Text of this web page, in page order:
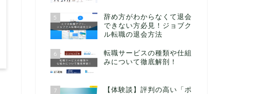
5
辞め方がわからなくて退会
できない方必見！ジョブク
ル転職の退会方法
6
転職サービスの種類や仕組
みについて徹底解剖！
7
【体験談】評判の高い「ポ